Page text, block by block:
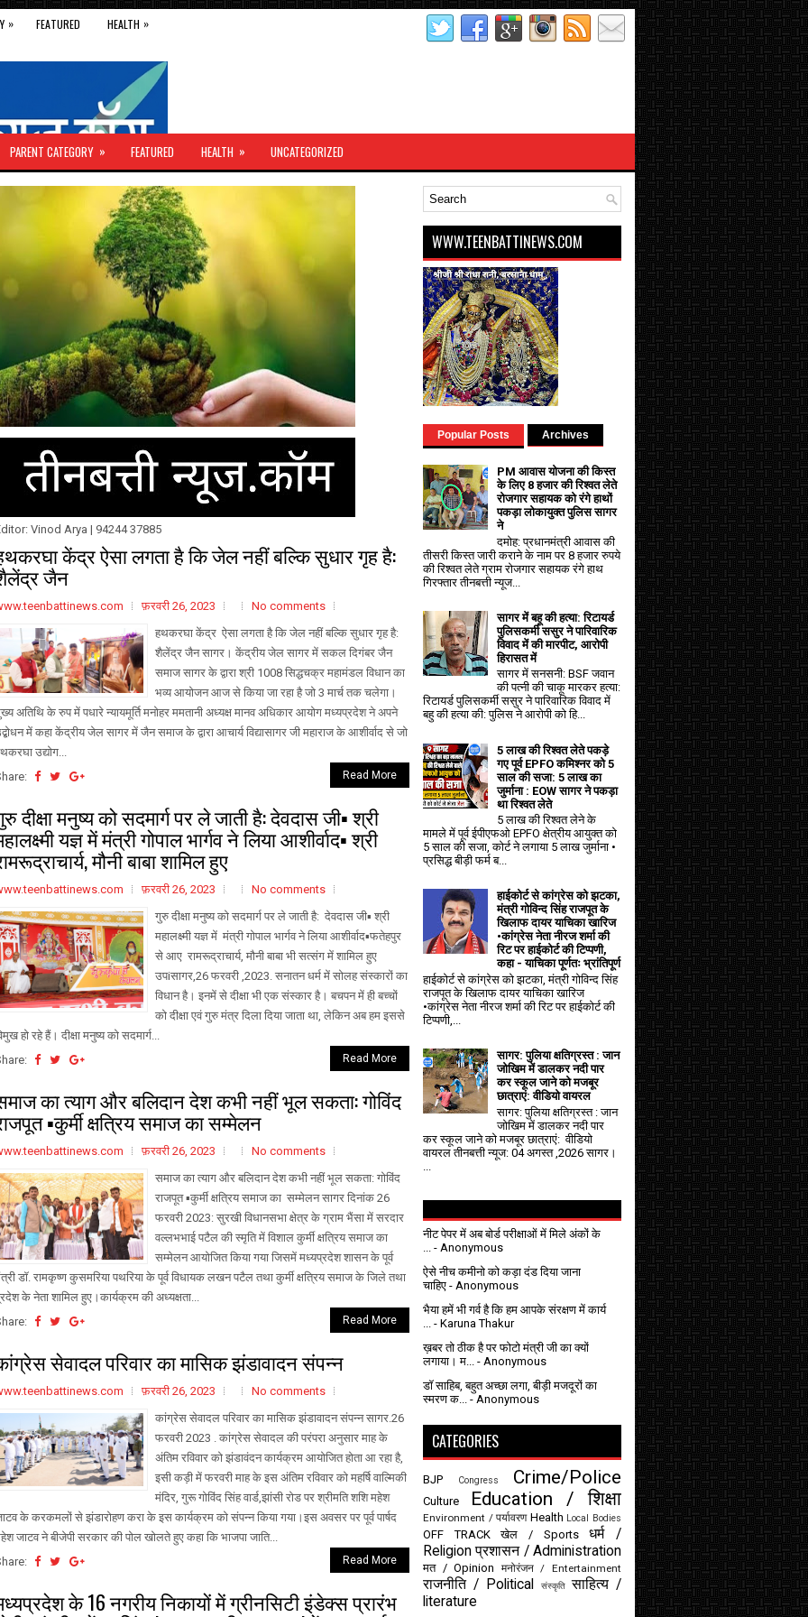
» FEATURED HEALTH »
PARENT CATEGORY » FEATURED HEALTH » UNCATEGORIZED
Vinod Arya | 94244 37885
केंद्र ऐसा लगता है कि जेल नहीं बल्कि सुधार गृह है:
जैन
फ़रवरी 26, 2023
No comments
हथकरघा केंद्र ऐसा लगता है कि जेल नहीं बल्कि सुधार गृह है:
शैलेंद्र जैन सागर। केंद्रीय जेल सागर में सकल दिगंबर जैन
समाज सागर के द्वारा श्री 1008 सिद्धचक्र महामंडल विधान का
भव्य आयोजन आज से किया जा रहा है जो 3 मार्च तक चलेगा।
अतिथि के रुप में पधारे न्यायमूर्ति मनोहर ममतानी अध्यक्ष मानव अधिकार आयोग मध्यप्रदेश ने अपने
में कहा केंद्रीय जेल सागर में जैन समाज के द्वारा आचार्य विद्यासागर जी महाराज के आशीर्वाद से जो
उद्योग...
Read More
दीक्षा मनुष्य को सदमार्ग पर ले जाती है: देवदास जी▪️ श्री
यज्ञ में मंत्री गोपाल भार्गव ने लिया आशीर्वाद▪️ श्री
मौनी बाबा शामिल हुए
फ़रवरी 26, 2023
No comments
गुरु दीक्षा मनुष्य को सदमार्ग पर ले जाती है: देवदास जी▪️ श्री
महालक्ष्मी यज्ञ में मंत्री गोपाल भार्गव ने लिया आशीर्वाद▪️फतेहपुर
से आए रामरूद्राचार्य, मौनी बाबा भी सत्संग में शामिल हुए
उपiसागर,26 फरवरी ,2023. सनातन धर्म में सोलह संस्कारों का
विधान है। इनमें से दीक्षा भी एक संस्कार है। बचपन में ही बच्चों
को दीक्षा एवं गुरु मंत्र दिला दिया जाता था, लेकिन अब हम इससे
हो रहे हैं। दीक्षा मनुष्य को सदमार्ग...
Read More
का त्याग और बलिदान देश कभी नहीं भूल सकता: गोविंद
▪️कुर्मी क्षत्रिय समाज का सम्मेलन
फ़रवरी 26, 2023
No comments
समाज का त्याग और बलिदान देश कभी नहीं भूल सकता: गोविंद
राजपूत ▪️कुर्मी क्षत्रिय समाज का सम्मेलन सागर दिनांक 26
फरवरी 2023: सुरखी विधानसभा क्षेत्र के ग्राम भैंसा में सरदार
वल्लभभाई पटैल की स्मृति में विशाल कुर्मी क्षत्रिय समाज का
सम्मेलन आयोजित किया गया जिसमें मध्यप्रदेश शासन के पूर्व
डॉ. रामकृष्ण कुसमरिया पथरिया के पूर्व विधायक लखन पटैल तथा कुर्मी क्षत्रिय समाज के जिले तथा
के नेता शामिल हुए।कार्यक्रम की अध्यक्षता...
Read More
सेवादल परिवार का मासिक झंडावादन संपन्न
फ़रवरी 26, 2023
No comments
कांग्रेस सेवादल परिवार का मासिक झंडावादन संपन्न सागर.26
फरवरी 2023 . कांग्रेस सेवादल की परंपरा अनुसार माह के
अंतिम रविवार को झंडावंदन कार्यक्रम आयोजित होता आ रहा है,
इसी कड़ी में फरवरी माह के इस अंतिम रविवार को महर्षि वाल्मिकी
मंदिर, गुरू गोविंद सिंह वार्ड,झांसी रोड पर श्रीमति शशि महेश
के करकमलों से झंडारोहण करा के इस कार्यक्रम को संपन्न किया गया।इस अवसर पर पूर्व पार्षद
जाटव ने बीजेपी सरकार की पोल खोलते हुए कहा कि भाजपा जाति...
Read More
के 16 नगरीय निकायों में ग्रीनसिटी इंडेक्स प्रारंभ
WWW.TEENBATTINEWS.COM
Popular Posts Archives
PM आवास योजना की किस्त
के लिए 8 हजार की रिश्वत लेते
रोजगार सहायक को रंगे हाथों
पकड़ा लोकायुक्त पुलिस सागर
ने
दमोह: प्रधानमंत्री आवास की
तीसरी किस्त जारी कराने के नाम पर 8 हजार रुपये
की रिश्वत लेते ग्राम रोजगार सहायक रंगे हाथ
गिरफ्तार तीनबत्ती न्यूज...
सागर में बहू की हत्या: रिटायर्ड
पुलिसकर्मी ससुर ने पारिवारिक
विवाद में की मारपीट, आरोपी
हिरासत में
सागर में सनसनी: BSF जवान
की पत्नी की चाकू मारकर हत्या:
रिटायर्ड पुलिसकर्मी ससुर ने पारिवारिक विवाद में
बहु की हत्या की: पुलिस ने आरोपी को हि...
5 लाख की रिश्वत लेते पकड़े
गए पूर्व EPFO कमिश्नर को 5
साल की सजा: ₹5 लाख का
जुर्माना : EOW सागर ने पकड़ा
था रिश्वत लेते
5 लाख की रिश्वत लेने के
मामले में पूर्व ईपीएफओ EPFO क्षेत्रीय आयुक्त को
5 साल की सजा, कोर्ट ने लगाया ₹5 लाख जुर्माना •
प्रसिद्ध बीड़ी फर्म ब...
हाईकोर्ट से कांग्रेस को झटका,
मंत्री गोविन्द सिंह राजपूत के
खिलाफ दायर याचिका खारिज
•कांग्रेस नेता नीरज शर्मा की
रिट पर हाईकोर्ट की टिप्पणी,
कहा - याचिका पूर्णतः भ्रांतिपूर्ण
हाईकोर्ट से कांग्रेस को झटका, मंत्री गोविन्द सिंह
राजपूत के खिलाफ दायर याचिका खारिज
•कांग्रेस नेता नीरज शर्मा की रिट पर हाईकोर्ट की
टिप्पणी,...
सागर: पुलिया क्षतिग्रस्त : जान
जोखिम में डालकर नदी पार
कर स्कूल जाने को मजबूर
छात्राएं: वीडियो वायरल
सागर: पुलिया क्षतिग्रस्त : जान
जोखिम में डालकर नदी पार
कर स्कूल जाने को मजबूर छात्राएं: वीडियो
वायरल तीनबत्ती न्यूज: 04 अगस्त ,2026 सागर।
नीट पेपर में अब बोर्ड परीक्षाओं में मिले अंकों के
- Anonymous
ऐसे नीच कमीनो को कड़ा दंड दिया जाना
चाहिए - Anonymous
भैया हमें भी गर्व है कि हम आपके संरक्षण में कार्य
- Karuna Thakur
ख़बर तो ठीक है पर फोटो मंत्री जी का क्यों
लगाया। म...
- Anonymous
डॉ साहिब, बहुत अच्छा लगा, बीड़ी मजदूरों का
स्मरण क...
- Anonymous
CATEGORIES
BJP Congress Crime/Police
Culture Education / शिक्षा
Environment / पर्यावरण Health Local Bodies
OFF TRACK खेल / Sports
धर्म /
Religion प्रशासन / Administration
मत / Opinion मनोरंजन / Entertainment
राजनीति / Political संस्कृति साहित्य /
literature